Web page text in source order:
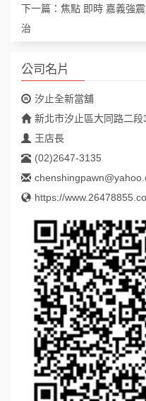
下一篇： 焦點 即時 嘉義強
治
公司名片
汐止全新當舖
新北市汐止區大同路二
王店長
(02)2647-3135
https://